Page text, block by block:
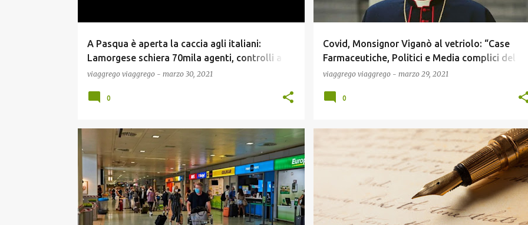
A Pasqua è aperta la caccia agli italiani:
Lamorgese schiera 70mila agenti, controlli a
tappeto su bar e ristoranti
viaggrego viaggrego - marzo 30, 2021
0
Covid, Monsignor Viganò al vetriolo: “Case
Farmaceutiche, Politici e Media complici del
Protocollo Criminale”
viaggrego viaggrego - marzo 29, 2021
0
COVID19 NEWS SCUOLA E DIDATTICA